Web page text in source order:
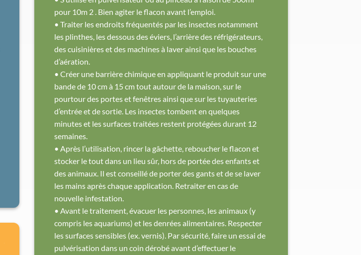
pour 10m 2 . Bien agiter le flacon avant l’emploi.
• Traiter les endroits fréquentés par les insectes notamment
les plinthes, les dessous des éviers, l’arrière des réfrigérateurs,
des cuisinières et des machines à laver ainsi que les bouches
d’aération.
• Créer une barrière chimique en appliquant le produit sur une
bande de 10 cm à 15 cm tout autour de la maison, sur le
pourtour des portes et fenêtres ainsi que sur les tuyauteries
d’entrée et de sortie. Les insectes tombent en quelques
minutes et les surfaces traitées restent protégées durant 12
semaines.
• Après l’utilisation, rincer la gâchette, reboucher le flacon et
stocker le tout dans un lieu sûr, hors de portée des enfants et
des animaux. Il est conseillé de porter des gants et de se laver
les mains après chaque application. Retraiter en cas de
nouvelle infestation.
• Avant le traitement, évacuer les personnes, les animaux (y
compris les aquariums) et les denrées alimentaires. Respecter
les surfaces sensibles (ex. vernis). Par sécurité, faire un essai de
pulvérisation dans un coin dérobé avant d’effectuer le